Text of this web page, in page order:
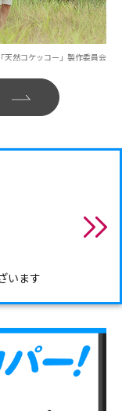
天然コケッコー」製作委員会
います